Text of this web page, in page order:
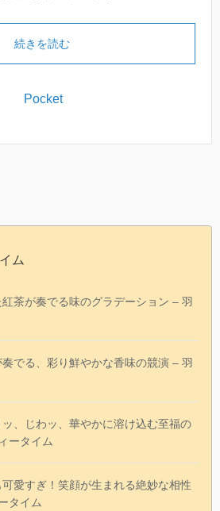
続きを読む
Pocket
ム
紅茶が奏でる味のグラデーション – 羽
奏でる、彩り鮮やかな香味の競演 – 羽
ッ、じわッ、華やかに溶け込む至福の
ータイム
可愛すぎ！笑顔が生まれる絶妙な相性
タイム